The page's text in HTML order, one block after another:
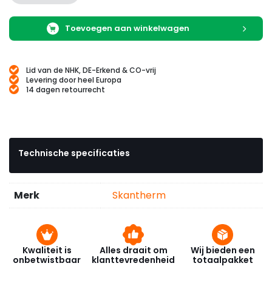
Toevoegen aan winkelwagen
Lid van de NHK, DE-Erkend & CO-vrij
Levering door heel Europa
14 dagen retourrecht
Technische specificaties
Merk Skantherm
Kwaliteit is
onbetwistbaar
Alles draait om
klanttevredenheid
Wij bieden een
totaalpakket